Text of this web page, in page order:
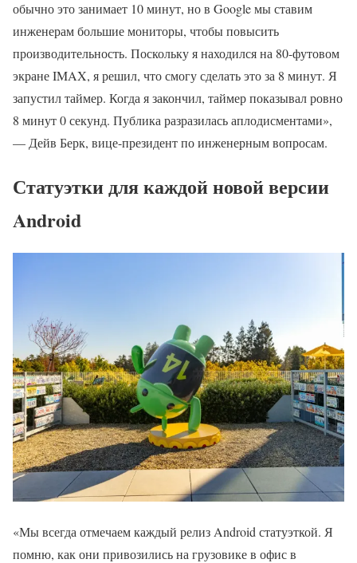
обычно это занимает 10 минут, но в Google мы ставим
инженерам большие мониторы, чтобы повысить
производительность. Поскольку я находился на 80-футовом
экране IMAX, я решил, что смогу сделать это за 8 минут. Я
запустил таймер. Когда я закончил, таймер показывал ровно
8 минут 0 секунд. Публика разразилась аплодисментами»,
— Дейв Берк, вице-президент по инженерным вопросам.
Статуэтки для каждой новой версии
Android
«Мы всегда отмечаем каждый релиз Android статуэткой. Я
помню, как они привозились на грузовике в офис в